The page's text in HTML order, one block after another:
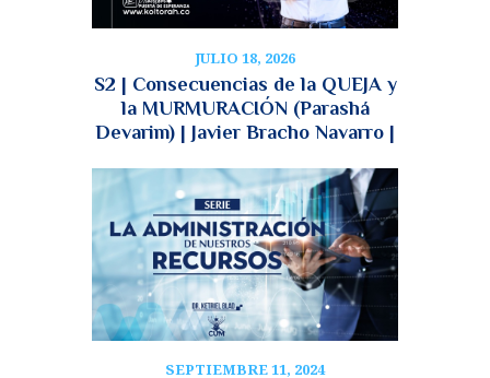
JULIO 18, 2026
S2 | Consecuencias de la QUEJA y
la MURMURACIÓN (Parashá
Devarim) | Javier Bracho Navarro |
SEPTIEMBRE 11, 2024